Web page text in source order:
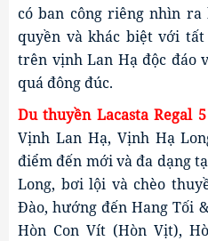
có ban công riêng nhìn ra
quyền và khác biệt với tất
trên vịnh Lan Hạ độc đáo
quá đông đúc.
Du thuyền Lacasta Regal 5
Vịnh Lan Hạ, Vịnh Hạ
điểm đến mới và đa dạng
Long, bơi lội và chèo
Đào, hướng đến Hang Tối
Hòn Con Vít (Hòn Vịt),